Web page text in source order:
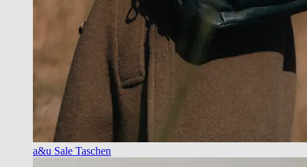
a&u Sale Taschen